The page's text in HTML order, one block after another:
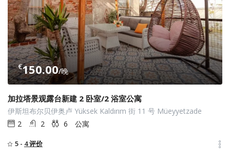
€150.00/晚
加拉塔景观露台新建 2 卧室/2 浴室公寓
伊斯坦布尔贝伊奥卢 Yüksek Kaldırım 街 11 号 Müeyyetzade
2
2 6 公寓
5 - 4 评价